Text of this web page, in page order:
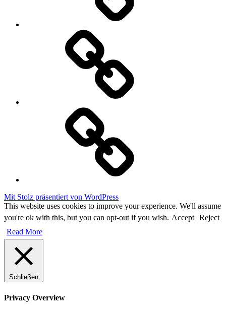
Datenschutzerklärung
Mit Stolz präsentiert von WordPress
This website uses cookies to improve your experience. We'll assume
you're ok with this, but you can opt-out if you wish. Accept Reject
Read More
Schließen
Privacy Overview